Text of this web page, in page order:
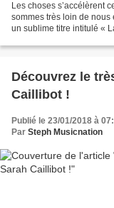
Les choses s’accélèrent
sommes très loin de
un sublime titre intitulé «
Découvrez le
Caillibot !
Publié le 23/01/2018 à
Par Steph Musicnation